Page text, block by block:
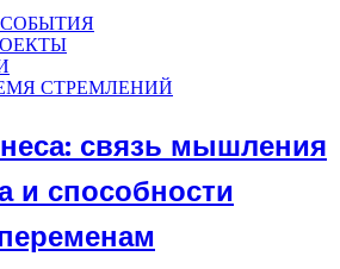
СОБЫТИЯ
СТРЕМЛЕНИЙ
связь мышления
и способности